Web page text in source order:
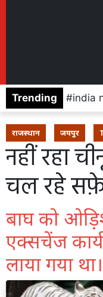
Trending india
राजस्थान जयपुर
नहीं रहा
चल रहे
बाघ को
एक्सचेंज
लाया गया था।